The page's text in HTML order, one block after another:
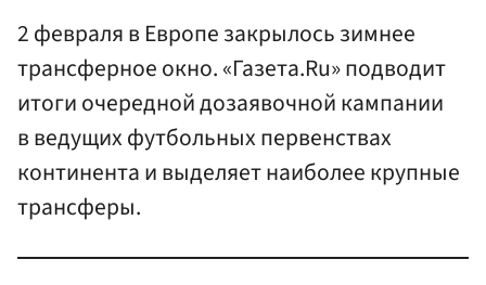
2 февраля в Европе закрылось зимнее
трансферное окно. «Газета.Ru» подводит
итоги очередной дозаявочной кампании
в ведущих футбольных первенствах
континента и выделяет наиболее крупные
трансферы.